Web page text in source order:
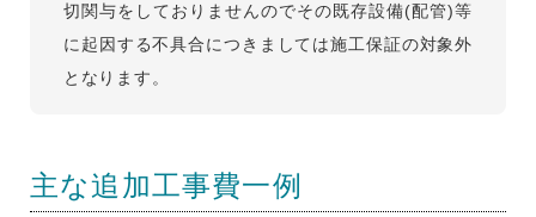
切関与をしておりませんのでその既存設備(配管)等
に起因する不具合につきましては施工保証の対象外
となります。
主な追加工事費一例